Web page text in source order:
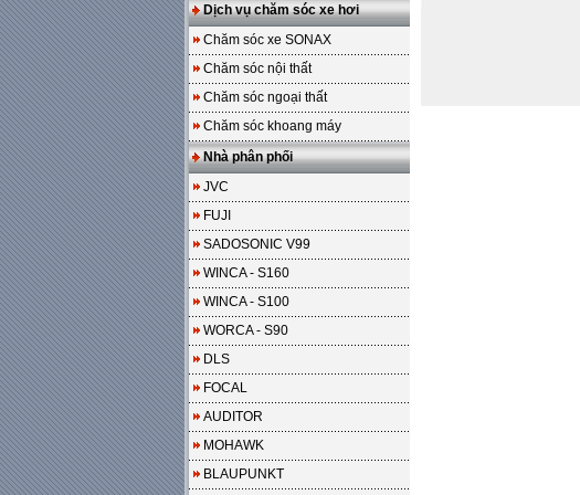
Dịch vụ chăm sóc xe hơi
Chăm sóc xe SONAX
Chăm sóc nội thất
Chăm sóc ngoại thất
Chăm sóc khoang máy
Nhà phân phối
JVC
FUJI
SADOSONIC V99
WINCA - S160
WINCA - S100
WORCA - S90
DLS
FOCAL
AUDITOR
MOHAWK
BLAUPUNKT